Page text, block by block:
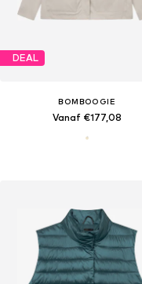
DEAL
BOMBOOGIE
Vanaf €177,08